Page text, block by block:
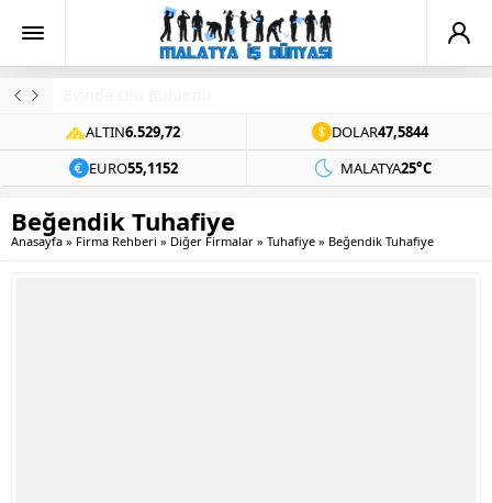
ALTIN6.529,72 DOLAR47,5844
EURO55,1152 MALATYA25°C
Beğendik Tuhafiye
Anasayfa » Firma Rehberi » Diğer Firmalar » Tuhafiye » Beğendik Tuhafiye